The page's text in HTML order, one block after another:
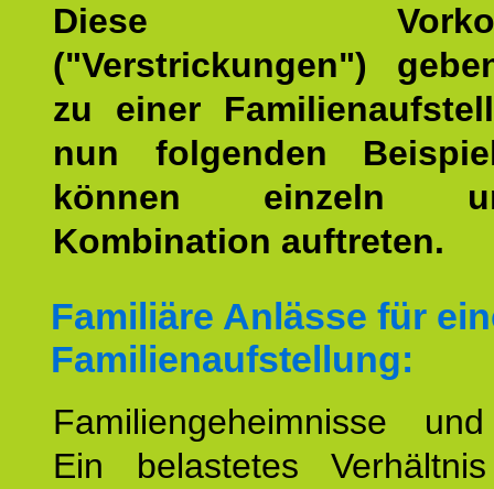
Diese
("Verstrickungen")
zu einer
nun folgenden
können einzeln
Kombination auftreten.
Familiäre Anlässe für
Familienaufstellung:
Familiengeheimnisse
Ein belastetes